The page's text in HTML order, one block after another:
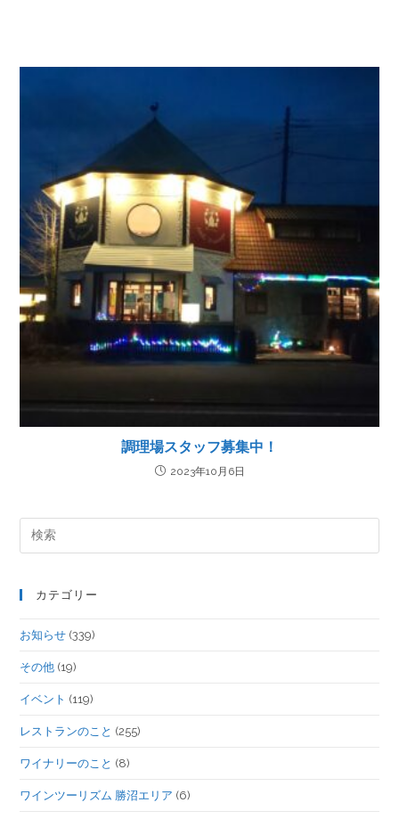
調理場スタッフ募集中！
2023年10月6日
カテゴリー
お知らせ (339)
その他 (19)
イベント (119)
レストランのこと (255)
ワイナリーのこと (8)
ワインツーリズム 勝沼エリア (6)